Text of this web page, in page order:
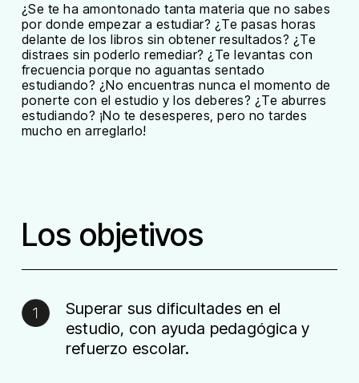
¿Se te ha amontonado tanta materia que no sabes
por donde empezar a estudiar? ¿Te pasas horas
delante de los libros sin obtener resultados? ¿Te
distraes sin poderlo remediar? ¿Te levantas con
frecuencia porque no aguantas sentado
estudiando? ¿No encuentras nunca el momento de
ponerte con el estudio y los deberes? ¿Te aburres
estudiando? ¡No te desesperes, pero no tardes
mucho en arreglarlo!
Los objetivos
Superar sus dificultades en el
estudio, con ayuda pedagógica y
refuerzo escolar.